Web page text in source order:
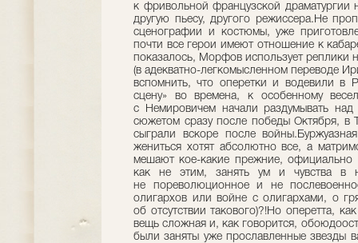
к фривольной французской драматургии
другую пьесу, другого режиссера.Не
сценографии и костюмы, уже
почти все герои имеют отношение к
показалось, Морфов использует реплики
(в адекватно-легкомысленном переводе
вспомнить, что оперетки и водевили в
сцену» во времена, к особенному
с Немировичем начали раздумывать над
сюжетом сразу после победы Октября, в
сыграли вскоре после
жениться хотят абсолютно все, а
мешают кое-какие прежние,
как не этим, занять ум и чувства в
не пореволюционное и не
олигархов или войне с олигархами, о
об отсутствии такового)?!Но оперетта,
вещь сложная и, как говорится,
были заняты уже прославленные звезды